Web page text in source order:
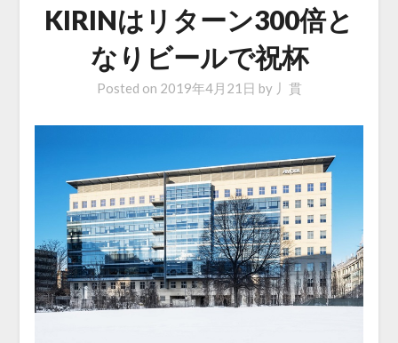
KIRINはリターン300倍と
なりビールで祝杯
Posted on 2019年4月21日 by 丿貫